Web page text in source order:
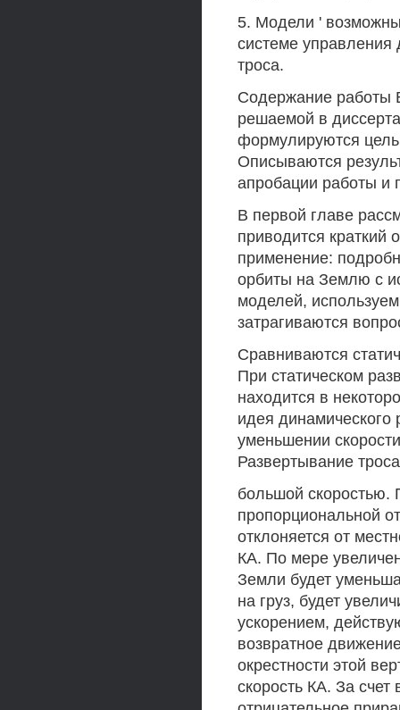
5. Модели '
системе
троса.
Содержание работы
решаемой в
формулируются
Описываются
апробации работы и
В первой главе
приводится краткий
применение:
орбиты на Землю с
моделей,
затрагиваются
Сравниваются
При статическом
находится в
идея динамического
уменьшении
Развертывание
большой скоростью.
пропорциональной
отклоняется от
КА. По мере
Земли будет
на груз, будет
ускорением,
возвратное
окрестности этой
скорость КА. За счет